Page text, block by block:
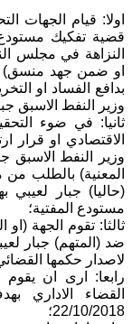
اولا: قيام الجهات
قضية تفكيك مستودع
النزاهة في مجلس
او ضمن جهد منسق)
بدافع الفساد او
وزير النفط الاسبق
ثانيا: في ضوء
الاقتصادي او
وزير النفط الاسبق
المعنية) بالطلب من
(حاليا) جبار
مستودع المفتية؛
ثالثا: تقوم الجهة
ضد (المتهم) جبار
لاصدار حكمها
رابعا: ارى ان يقوم
22/10/2018؛